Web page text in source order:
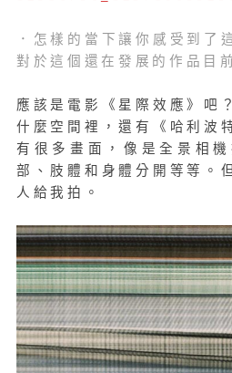
．怎樣的當下讓你感受到了
對於這個還在發展的作品目
應該是電影《星際效應》吧
什麼空間裡，還有《哈利波
有很多畫面，像是全景相
部、肢體和身體分開等等。
人給我拍。